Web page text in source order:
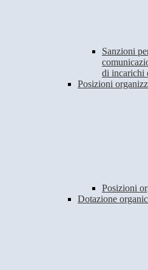
Sanzioni
di incarichi
Posizioni
Posizioni
Dotazione